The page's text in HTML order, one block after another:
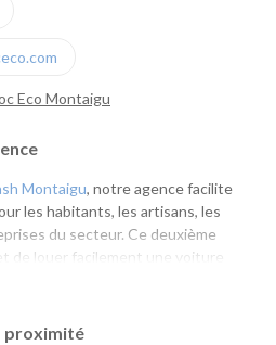
Eco Montaigu
Montaigu, notre agence facilite
les habitants, les artisans, les
du secteur. Ce deuxième
de louer facilement une voiture
chez vous, tout en profitant
proximité